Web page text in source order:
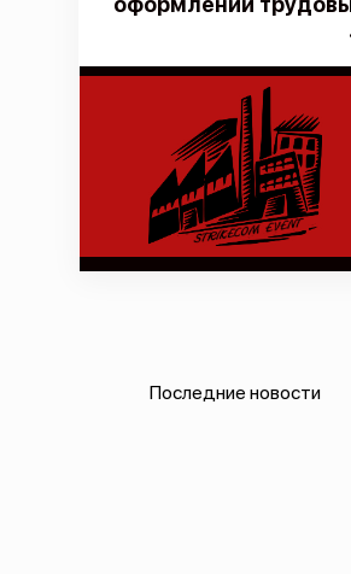
Последние новости